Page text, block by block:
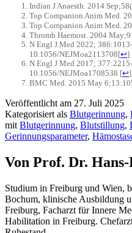
Indian J Anaesth. 2014
Top Companion Anim Med.
Top Companion Anim Med.
Thromb Haemost. 2004
N Engl J Med 2022;
10.1056/NEJMoa2113708 [↩]
N Engl J Med 2017;
10.1056/NEJMoa1708538 [↩]
BMC Med. 2015 May
Veröffentlicht am 27. Juli 2025
Kategorisiert als Blutgerinnung,
mit Blutgerinnung, Blutstillung,
Gerinnungsparameter,
Von Prof. Dr.
Studium in Freiburg und Wien,
Bochum, klinische Ausbildung
Freiburg, Facharzt für Innere
Habilitation in Freiburg.